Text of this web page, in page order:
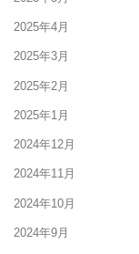
2025年4月
2025年3月
2025年2月
2025年1月
2024年12月
2024年11月
2024年10月
2024年9月